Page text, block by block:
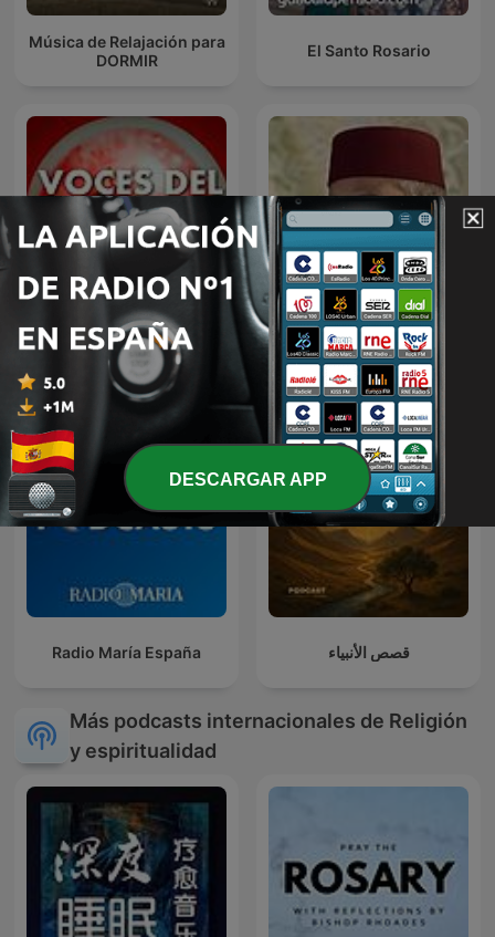
Música de Relajación para
DORMIR
El Santo Rosario
Voces del Misterio القرآن الكريم
Radio María España قصص الأنبياء
Más podcasts internacionales de Religión
y espiritualidad
DESCARGAR APP